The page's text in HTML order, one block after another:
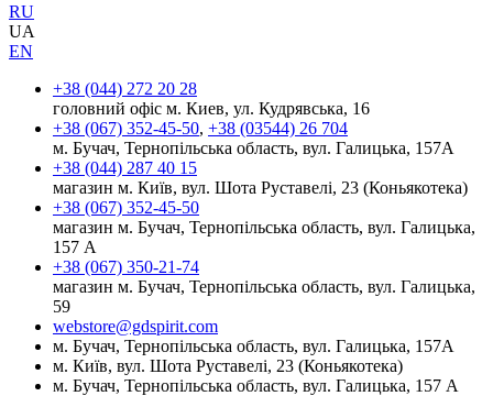
RU
UA
EN
+38 (044) 272 20 28
головний офіс м. Киев, ул. Кудрявська, 16
+38 (067) 352-45-50, +38 (03544) 26 704
м. Бучач, Тернопільська область, вул. Галицька, 157А
+38 (044) 287 40 15
магазин м. Київ, вул. Шота Руставелі, 23 (Коньякотека)
+38 (067) 352-45-50
магазин м. Бучач, Тернопільська область, вул. Галицька,
157 А
+38 (067) 350-21-74
магазин м. Бучач, Тернопільська область, вул. Галицька,
59
webstore@gdspirit.com
м. Бучач, Тернопільська область, вул. Галицька, 157А
м. Київ, вул. Шота Руставелі, 23 (Коньякотека)
м. Бучач, Тернопільська область, вул. Галицька, 157 А